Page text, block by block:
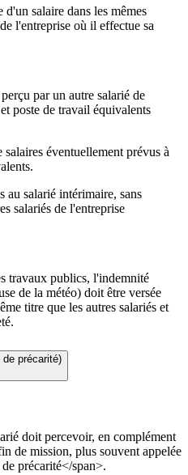
salaire dans les mêmes
l'entreprise où il effectue sa
par un autre salarié de
poste de travail équivalents
salaires éventuellement prévus à
au salarié intérimaire, sans
salariés de l'entreprise
travaux publics, l'indemnité
de la météo) doit être versée
titre que les autres salariés et
de précarité)
doit percevoir, en complément
de mission, plus souvent appelée
précarité</span>.